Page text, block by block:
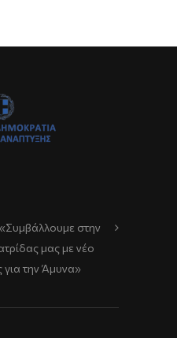
στην
μας με νέο
την Άμυνα»